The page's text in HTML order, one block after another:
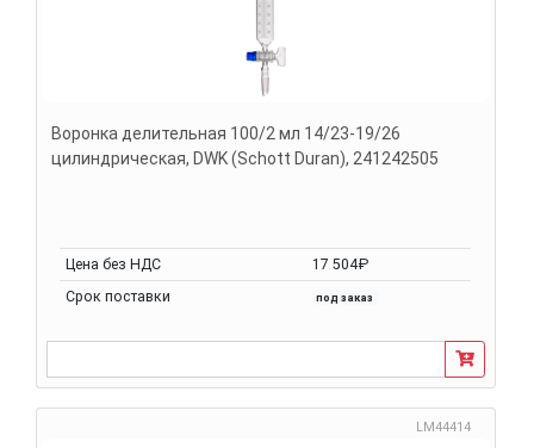
Воронка делительная 100/2 мл 14/23-19/26
цилиндрическая, DWK (Schott Duran), 241242505
Цена без НДС
17 504₽
Срок поставки
под заказ
LM44414